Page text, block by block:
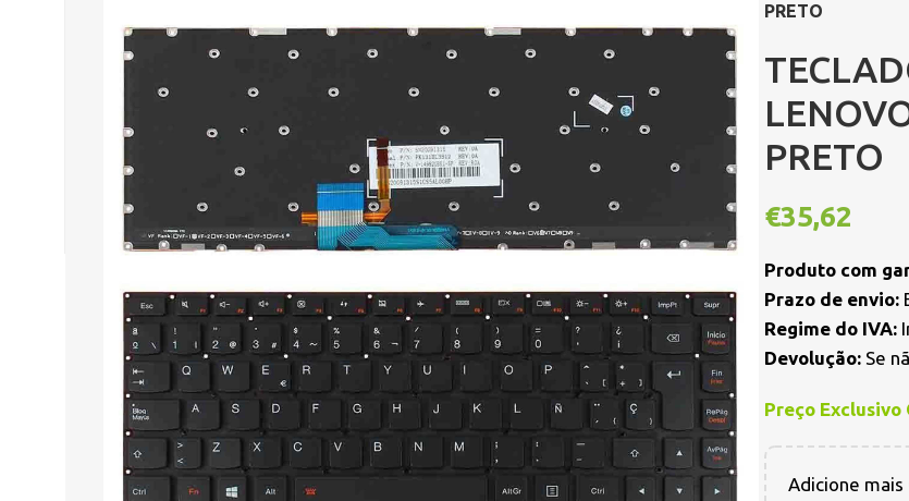
PRETO
PRETO
€35,62
Produto com
Prazo de envio:
Regime do IVA:
Devolução: Se
Preço Exclusivo
Adicione mais